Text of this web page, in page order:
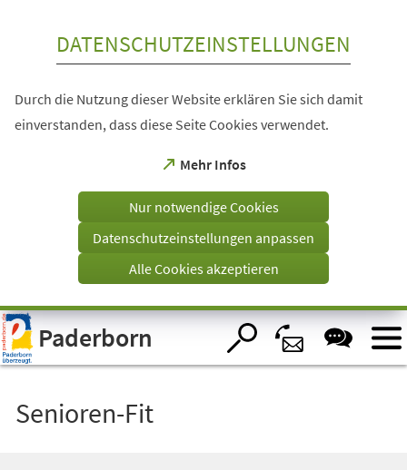
Visuelle
Assistenzsoftware
öffnen.
DATENSCHUTZEINSTELLUNGEN
Durch die Nutzung dieser Website erklären Sie sich damit
einverstanden, dass diese Seite Cookies verwendet.
Mehr Infos
(Öffnet
einem
Tab)
Nur notwendige Cookies
Datenschutzeinstellungen anpassen
Alle Cookies akzeptieren
Paderborn
Senioren-Fit